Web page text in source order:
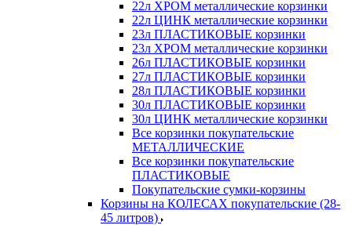
22л ХРОМ металлические корзинки
22л ЦИНК металлические корзинки
23л ПЛАСТИКОВЫЕ корзинки
23л ХРОМ металлические корзинки
26л ПЛАСТИКОВЫЕ корзинки
27л ПЛАСТИКОВЫЕ корзинки
28л ПЛАСТИКОВЫЕ корзинки
30л ПЛАСТИКОВЫЕ корзинки
30л ЦИНК металлические корзинки
Все корзинки покупательские
МЕТАЛЛИЧЕСКИЕ
Все корзинки покупательские
ПЛАСТИКОВЫЕ
Покупательские сумки-корзины
Корзины на КОЛЕСАХ покупательские (28-
45 литров)